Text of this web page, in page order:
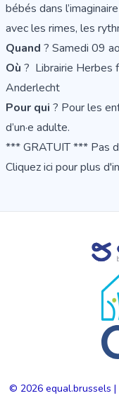
bébés dans
avec les rimes, les
Quand ? Samedi 09
Où ? Librairie Herbes
Anderlecht
Pour qui ? Pour les
d’un·e adulte.
*** GRATUIT *** Pas
Cliquez ici pour plus
© 2026 equal.brussels |